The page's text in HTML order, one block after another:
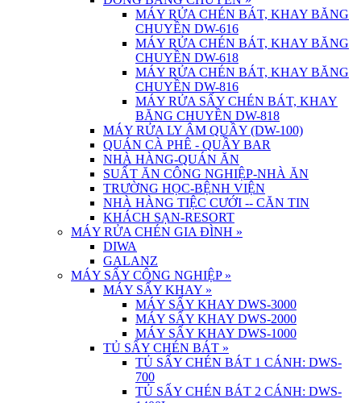
MÁY RỬA CHÉN BÁT, KHAY BĂNG
CHUYỀN DW-616
MÁY RỬA CHÉN BÁT, KHAY BĂNG
CHUYỀN DW-618
MÁY RỬA CHÉN BÁT, KHAY BĂNG
CHUYỀN DW-816
MÁY RỬA SẤY CHÉN BÁT, KHAY
BĂNG CHUYỀN DW-818
MÁY RỬA LY ÂM QUẦY (DW-100)
QUÁN CÀ PHÊ - QUẦY BAR
NHÀ HÀNG-QUÁN ĂN
SUẤT ĂN CÔNG NGHIỆP-NHÀ ĂN
TRƯỜNG HỌC-BỆNH VIỆN
NHÀ HÀNG TIỆC CƯỚI -- CĂN TIN
KHÁCH SẠN-RESORT
MÁY RỬA CHÉN GIA ĐÌNH »
DIWA
GALANZ
MÁY SẤY CÔNG NGHIỆP »
MÁY SẤY KHAY »
MÁY SẤY KHAY DWS-3000
MÁY SẤY KHAY DWS-2000
MÁY SẤY KHAY DWS-1000
TỦ SẤY CHÉN BÁT »
TỦ SẤY CHÉN BÁT 1 CÁNH: DWS-
700
TỦ SẤY CHÉN BÁT 2 CÁNH: DWS-